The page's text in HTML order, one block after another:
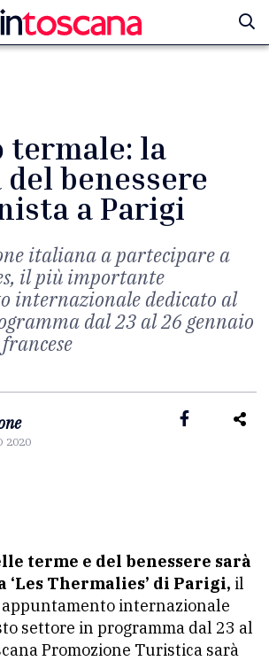
termale: la
del benessere
a Parigi
italiana a partecipare a
il più importante
internazionale dedicato al
dal 23 al 26 gennaio
2020
terme e del benessere sarà
‘Les Thermalies’ di Parigi, il
internazionale
settore in programma dal 23 al
Promozione Turistica sarà